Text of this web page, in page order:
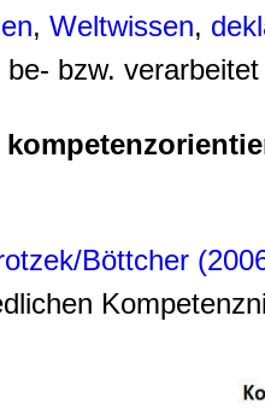
, Weltwissen,
be- bzw.
Böttcher